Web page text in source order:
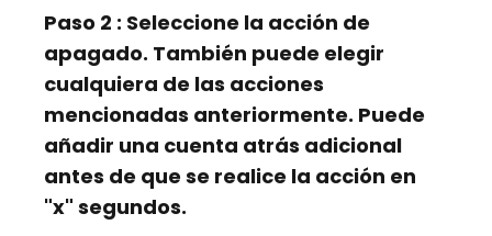
Paso 2 : Seleccione la acción de
apagado. También puede elegir
cualquiera de las acciones
mencionadas anteriormente. Puede
añadir una cuenta atrás adicional
antes de que se realice la acción en
"x" segundos.